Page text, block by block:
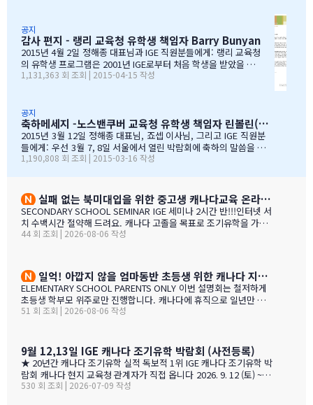
써리로의 유학을 희망하는 국제학생들을 위해 I.G.E와 협력 관
계를 유지해나갈 수 있…
때문에 이루어낼 수 있었던 것이라고 생각합니다. 코퀴틀람 교육청
이 IGE를 통해 국제학생 프로그램을 제공해 온지도 10년이 되어갑니
다. 그리고 이렇게 긴 시간 동안 많은 가족과 학생들이 캐나다에 잘
정착하여 공부할 수 있었던 데에는, 정해종 대표님을 비롯하여 모든 I
GE 직원의 헌신적인 노력이 있었음을 잘 알고 있습니다. 우리는 IGE
공지
감사 편지 - 랭리 교육청 유학생 책임자 Barry Bunyan
2015년 4월 2일 정해종 대표님과 IGE 직원분들에게: 랭리 교육청
의 유학생 프로그램은 2001년 IGE로부터 처음 학생을 받았을 때
부터 IGE와 오랜 시간동안 신뢰있는 관계로 좋은 시간을 보내왔습
람회에 참가하길 고대합니다. IGE 직원들은 조직 기술과 정보의
상세함, 그리고 테이블에 앉아 학부모님들과 소통할 때 IGE 통역
사 분들의 친절함과 지지적인 태도는 저에게 지속적으로 깊은 인
상을 줍니다. 랭리는 한국인 가족들이 해외 유학지로 고려할 핵심
유학 지역이 되었습니다. 우리는 서울에 다른 유학원들과도 파트
리의 학교들로 즐겁게 맞이할 수 있었습니다. IGE 직원분들과 함
께 협력하여 일하는 과정을 통해 우리는 한국 사…
1,131,363 회 조회 | 2015-04-15 작성
공지
축하메세지 -노스밴쿠버 교육청 유학생 책임자 린볼린(Lynne Bolen) 편지
2015년 3월 12일 정해종 대표님, 죠셉 이사님, 그리고 IGE 직원분
들에게: 우선 3월 7, 8일 서울에서 열린 박람회에 축하의 말씀을 전
합니다. 이 틀간의 박람회를 개최하는 동안 많은 관심을 보여준 한국
박람회에 참가한 모든 교육청들에게도 이와 같은 좋은 일이 있기를
바랍니다. 과거에 박람회 때마다 통역관을 배치해 주신 것에 대해 감
사 드립니다. 특히 이번 주말 동안 세 명의 훌륭한 통역관과 일할 수
있게 기회를 주셔서 고맙습니다. 세 분 모두 노스밴쿠버에 대해 자세
히 알고 있었으며, 미국이나 캐나다에서 직접 겪은 해외경험들을 나
1,190,808 회 조회 | 2015-03-16 작성
실패 없는 북미대입을 위한 중고생 캐나다교육 온라인 ZOOM 설명회 8월 27일(목)
SECONDARY SCHOOL SEMINAR IGE 세미나 2시간 반!!!인터넷 서
치 수백시간 절약해 드려요. 캐나다 고졸을 목표로 조기유학을 가지
는 않죠. 어떤 경우에도 중요한 것은 대학!!! 20년간 캐나다 조기유학
도 참가 가능합니다. 한국과 캐나다 부모님들의 궁금증과 고민을 같
이 공유할 수 있습니다. …
44 회 조회 | 2026-08-06 작성
일억! 아깝지 않을 엄마동반 초등생 위한 캐나다 지역,학교 선택 설명회 8월25(화)
ELEMENTARY SCHOOL PARENTS ONLY 이번 설명회는 철저하게
초등생 학부모 위주로만 진행합니다. 캐나다에 휴직으로 일년만 가
야 하는 가족, 초등생 영어교육 · 북미체험 · 가족 휴식을 위해 캐나
~ 9시 …
51 회 조회 | 2026-08-06 작성
9월 12,13일 IGE 캐나다 조기유학 박람회 (사전등록)
★ 20년간 캐나다 조기유학 실적 독보적 1위 IGE 캐나다 조기유학 박
람회 캐나다 현지 교육청 관계자가 직접 옵니다 2026. 9. 12 (토) ~ 9.
13 (일) 오전 11시 ~ 오후 5시 · 사전등록 필수 일시 2026년 9월 12
530 회 조회 | 2026-07-09 작성